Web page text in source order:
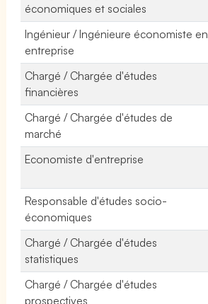
économiques et sociales
Ingénieur / Ingénieure économiste en
entreprise
Chargé / Chargée d'études
financières
Chargé / Chargée d'études de
marché
Economiste d'entreprise
Responsable d'études socio-
économiques
Chargé / Chargée d'études
statistiques
Chargé / Chargée d'études
prospectives